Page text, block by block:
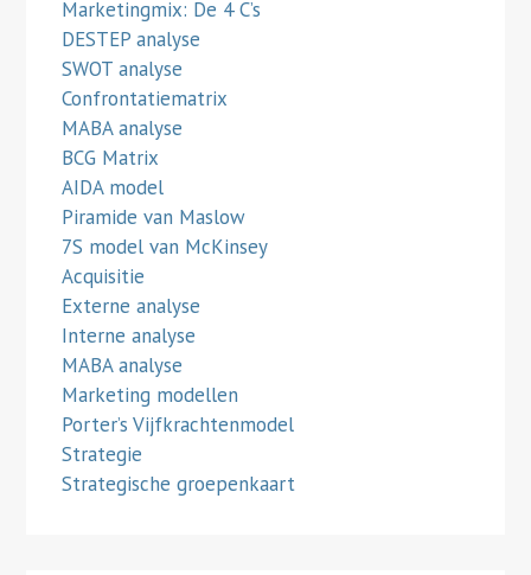
Marketingmix: De 4 C’s
DESTEP analyse
SWOT analyse
Confrontatiematrix
MABA analyse
BCG Matrix
AIDA model
Piramide van Maslow
7S model van McKinsey
Acquisitie
Externe analyse
Interne analyse
MABA analyse
Marketing modellen
Porter’s Vijfkrachtenmodel
Strategie
Strategische groepenkaart